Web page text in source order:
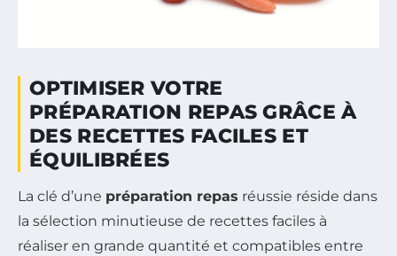
OPTIMISER VOTRE
PRÉPARATION REPAS GRÂCE À
DES RECETTES FACILES ET
ÉQUILIBRÉES
La clé d’une préparation repas réussie réside dans
la sélection minutieuse de recettes faciles à
réaliser en grande quantité et compatibles entre